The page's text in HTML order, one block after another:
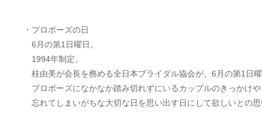
・プロポーズの日
6月の第1日曜日。
1994年制定。
桂由美が会長を務める全日本ブライダル協会が、6月の第1日
プロポーズになかなか踏み切れずにいるカップルのきっかけ
忘れてしまいがちな大切な日を思い出す日にして欲しいとの